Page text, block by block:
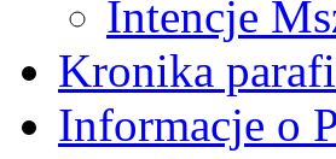
Intencje
Kronika
Informacje o